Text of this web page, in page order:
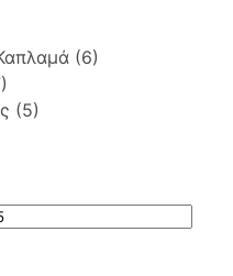
(6)
(5)